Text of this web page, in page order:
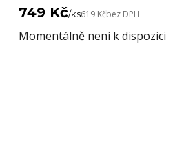
749 Kč/ks619 Kčbez DPH
Momentálně není k dispozici